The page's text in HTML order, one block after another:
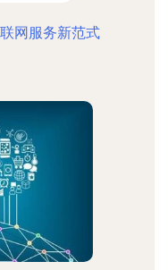
网服务新范式